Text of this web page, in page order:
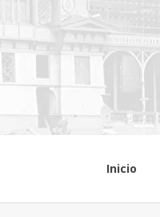
Inicio